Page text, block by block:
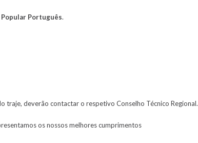
Português.
traje, deverão contactar o respetivo Conselho Técnico Regional.
os nossos melhores cumprimentos